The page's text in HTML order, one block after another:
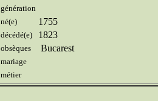
génération
né(e)
1755
décédé(e) 1823
obsèques Bucarest
mariage
métier